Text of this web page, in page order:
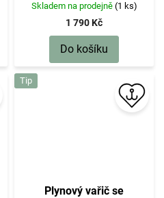
Skladem na prodejně (1 ks)
1 790 Kč
Do košíku
Tip
Plynový vařič se